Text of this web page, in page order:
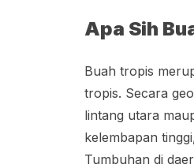
Apa Sih
Buah tropis
tropis. Secara
lintang utara
kelembapan
Tumbuhan di